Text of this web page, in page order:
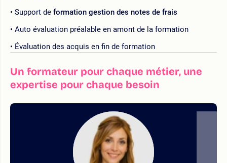
Support de formation gestion des notes de frais
Auto évaluation préalable en amont de la formation
Évaluation des acquis en fin de formation
Un formateur pour chaque métier, une
expertise pour chaque besoin